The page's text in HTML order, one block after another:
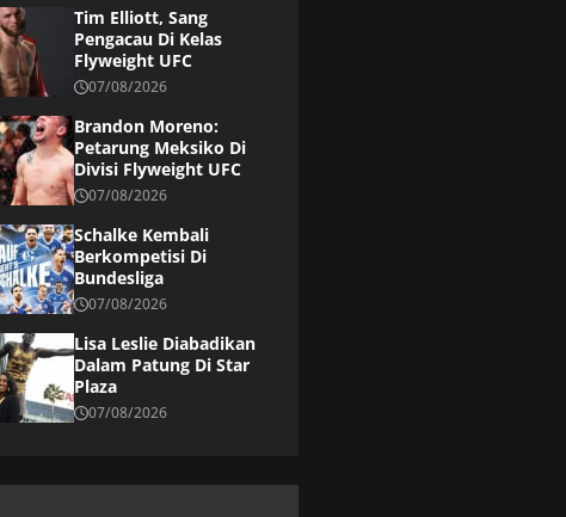
Tim Elliott, Sang
Pengacau Di Kelas
Flyweight UFC
07/08/2026
Brandon Moreno:
Petarung Meksiko Di
Divisi Flyweight UFC
07/08/2026
Schalke Kembali
Berkompetisi Di
Bundesliga
07/08/2026
Lisa Leslie Diabadikan
Dalam Patung Di Star
Plaza
07/08/2026